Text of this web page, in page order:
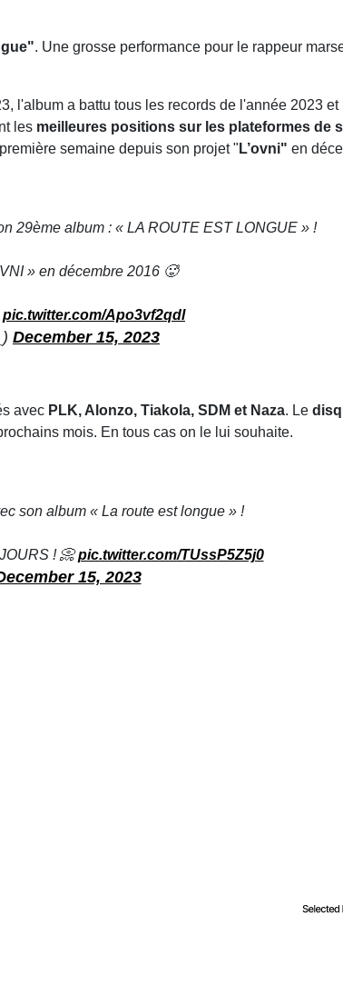
. Une grosse performance pour le rappeur
l'album a battu tous les records de l'année 2023 et
les meilleures positions sur les plateformes de
semaine depuis son projet " L’ovni" en
29ème album : « LA ROUTE EST LONGUE » !
» en décembre 2016 🥵
pic.twitter.com/Apo3vf2qdl
December 15, 2023
avec PLK, Alonzo, Tiakola, SDM et Naza. Le
mois. En tous cas on le lui souhaite.
son album « La route est longue » !
! 📀pic.twitter.com/TUssP5Z5j0
15, 2023